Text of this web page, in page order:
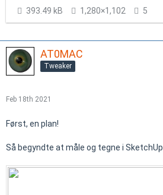
393.49 kB 1,280×1,102 5
AT0MAC
Tweaker
Feb 18th 2021
Først, en plan!
Så begyndte at måle og tegne i SketchUp